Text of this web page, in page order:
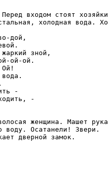
входом стоят
холодная вода.
дой,
зной,
ой-ой.
-
-
женщина. Машет
воду. Осатанели! Звери.
дверной замок.